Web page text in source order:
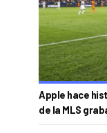
Apple hace
de la MLS